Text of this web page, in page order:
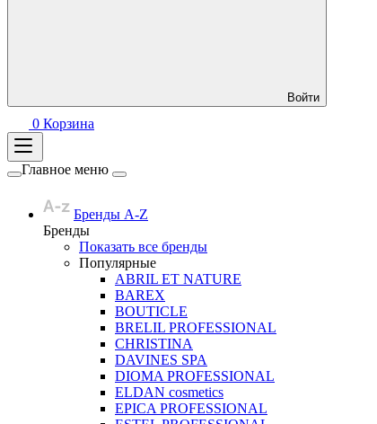
Войти
0 Корзина
Главное меню
Бренды A-Z
Бренды
Показать все бренды
Популярные
ABRIL ET NATURE
BAREX
BOUTICLE
BRELIL PROFESSIONAL
CHRISTINA
DAVINES SPA
DIOMA PROFESSIONAL
ELDAN cosmetics
EPICA PROFESSIONAL